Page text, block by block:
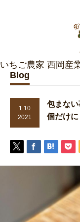
Blog
1.10
2021
包まな
個だけ